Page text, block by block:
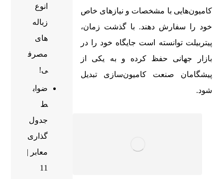
کامیون‌هایی با مشخصات و نیازهای خاص
خود را سفارش دهند. با گذشت زمان،
پیتربیلت توانسته است جایگاه خود را در
بازار جهانی حفظ کرده و به یکی از
پیشگامان صنعت کامیون‌سازی تبدیل
شود.
انوع
زباله
های
مصرف
ی!
ضواب
ط
جدول
گذاری
معابر |
11